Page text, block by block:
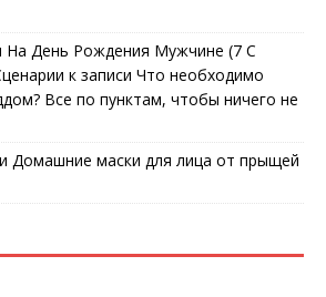
На День Рождения Мужчине (7 С
к записи Что необходимо
Все по пунктам, чтобы ничего не
Домашние маски для лица от прыщей